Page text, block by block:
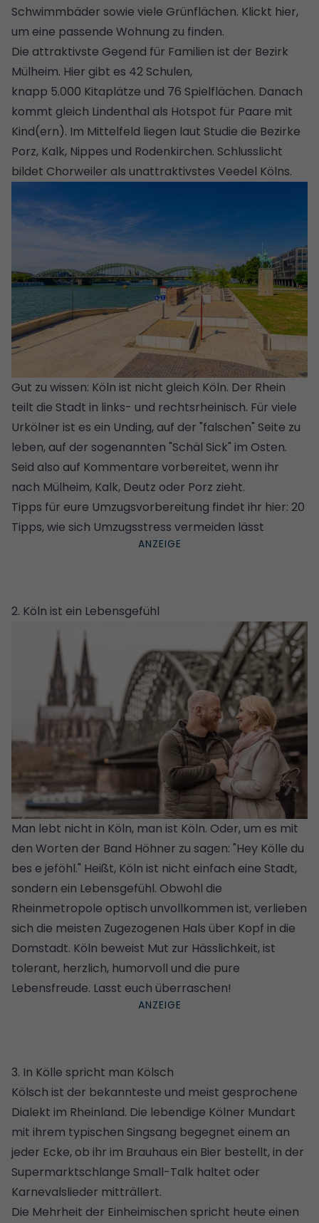
Schwimmbäder sowie viele Grünflächen. Klickt hier,
um eine passende Wohnung zu finden.
Die attraktivste Gegend für Familien ist der Bezirk
Mülheim. Hier gibt es 42 Schulen,
knapp 5.000 Kitaplätze und 76 Spielflächen. Danach
kommt gleich Lindenthal als Hotspot für Paare mit
Kind(ern). Im Mittelfeld liegen laut Studie die Bezirke
Porz, Kalk, Nippes und Rodenkirchen. Schlusslicht
bildet Chorweiler als unattraktivstes Veedel Kölns.
Gut zu wissen: Köln ist nicht gleich Köln. Der Rhein
teilt die Stadt in links- und rechtsrheinisch. Für viele
Urkölner ist es ein Unding, auf der "falschen" Seite zu
leben, auf der sogenannten "Schäl Sick" im Osten.
Seid also auf Kommentare vorbereitet, wenn ihr
nach Mülheim, Kalk, Deutz oder Porz zieht.
Tipps für eure Umzugsvorbereitung findet ihr hier: 20
Tipps, wie sich Umzugsstress vermeiden lässt
2. Köln ist ein Lebensgefühl
Man lebt nicht in Köln, man ist Köln. Oder, um es mit
den Worten der Band Höhner zu sagen: "Hey Kölle du
bes e jeföhl." Heißt, Köln ist nicht einfach eine Stadt,
sondern ein Lebensgefühl. Obwohl die
Rheinmetropole optisch unvollkommen ist, verlieben
sich die meisten Zugezogenen Hals über Kopf in die
Domstadt. Köln beweist Mut zur Hässlichkeit, ist
tolerant, herzlich, humorvoll und die pure
Lebensfreude. Lasst euch überraschen!
3. In Kölle spricht man Kölsch
Kölsch ist der bekannteste und meist gesprochene
Dialekt im Rheinland. Die lebendige Kölner Mundart
mit ihrem typischen Singsang begegnet einem an
jeder Ecke, ob ihr im Brauhaus ein Bier bestellt, in der
Supermarktschlange Small-Talk haltet oder
Karnevalslieder mitträllert.
Die Mehrheit der Einheimischen spricht heute einen